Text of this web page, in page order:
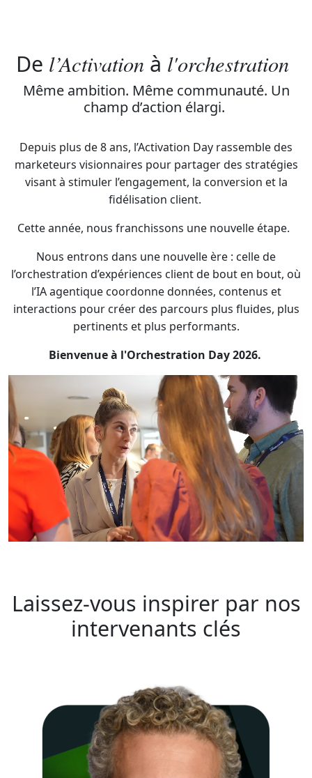
De l’Activation à l'orchestration
Même ambition. Même communauté. Un
champ d’action élargi.
Depuis plus de 8 ans, l’Activation Day rassemble des
marketeurs visionnaires pour partager des stratégies
visant à stimuler l’engagement, la conversion et la
fidélisation client.
Cette année, nous franchissons une nouvelle étape.
Nous entrons dans une nouvelle ère : celle de
l’orchestration d’expériences client de bout en bout, où
l’IA agentique coordonne données, contenus et
interactions pour créer des parcours plus fluides, plus
pertinents et plus performants.
Bienvenue à l'Orchestration Day 2026.
Laissez-vous inspirer par nos
intervenants clés